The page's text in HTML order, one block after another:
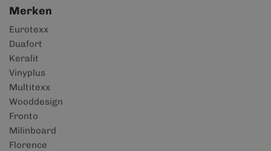
Merken
Eurotexx
Duafort
Keralit
Vinyplus
Multitexx
Wooddesign
Fronto
Milinboard
Florence